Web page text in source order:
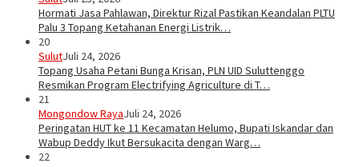
Hormati Jasa Pahlawan, Direktur Rizal Pastikan Keandalan PLTU
Palu 3 Topang Ketahanan Energi Listrik…
20
SulutJuli 24, 2026
Topang Usaha Petani Bunga Krisan, PLN UID Suluttenggo
Resmikan Program Electrifying Agriculture di T…
21
Mongondow RayaJuli 24, 2026
Peringatan HUT ke 11 Kecamatan Helumo, Bupati Iskandar dan
Wabup Deddy Ikut Bersukacita dengan Warg…
22